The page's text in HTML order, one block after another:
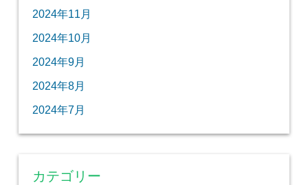
2024年11月
2024年10月
2024年9月
2024年8月
2024年7月
カテゴリー